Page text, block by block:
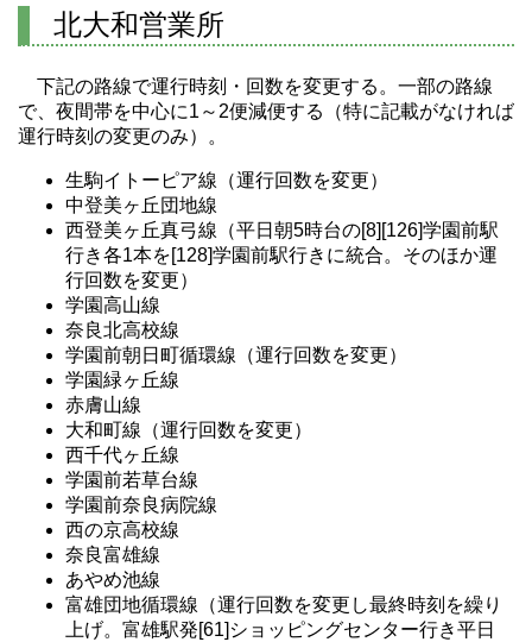
北大和営業所
下記の路線で運行時刻・回数を変更する。一部の路線
で、夜間帯を中心に1～2便減便する（特に記載がなければ
運行時刻の変更のみ）。
生駒イトーピア線（運行回数を変更）
中登美ヶ丘団地線
西登美ヶ丘真弓線（平日朝5時台の[8][126]学園前駅
行き各1本を[128]学園前駅行きに統合。そのほか運
行回数を変更）
学園高山線
奈良北高校線
学園前朝日町循環線（運行回数を変更）
学園緑ヶ丘線
赤膚山線
大和町線（運行回数を変更）
西千代ヶ丘線
学園前若草台線
学園前奈良病院線
西の京高校線
奈良富雄線
あやめ池線
富雄団地循環線（運行回数を変更し最終時刻を繰り
上げ。富雄駅発[61]ショッピングセンター行き平日